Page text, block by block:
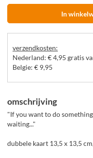
In
verzendkosten:
Nederland: € 4,95 gratis
Belgie: € 9,95
omschrijving
"If you want to do
waiting..."
dubbele kaart 13,5 x 13,5